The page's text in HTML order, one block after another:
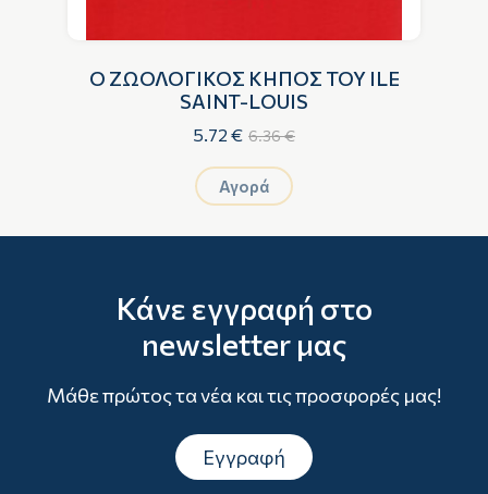
Ο ΖΩΟΛΟΓΙΚΟΣ ΚΗΠΟΣ ΤΟΥ ILE
SAINT-LOUIS
5.72 € 6.36 €
Αγορά
Κάνε εγγραφή στο
newsletter μας
Μάθε πρώτος τα νέα και τις προσφορές μας!
Εγγραφή